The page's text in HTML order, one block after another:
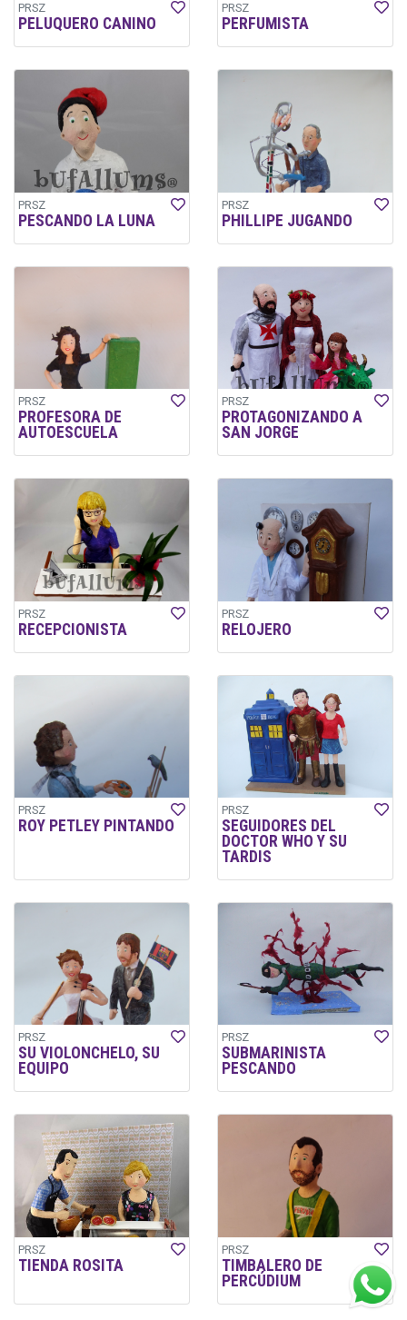
PRSZ
PELUQUERO CANINO
PRSZ
PERFUMISTA
PRSZ
PESCANDO LA LUNA
PRSZ
PHILLIPE JUGANDO
PRSZ
PROFESORA DE
AUTOESCUELA
PRSZ
PROTAGONIZANDO A
SAN JORGE
PRSZ
RECEPCIONISTA
PRSZ
RELOJERO
PRSZ
ROY PETLEY PINTANDO
PRSZ
SEGUIDORES DEL
DOCTOR WHO Y SU
TARDIS
PRSZ
SU VIOLONCHELO, SU
EQUIPO
PRSZ
SUBMARINISTA
PESCANDO
PRSZ
TIENDA ROSITA
PRSZ
TIMBALERO DE
PERCÚDIUM